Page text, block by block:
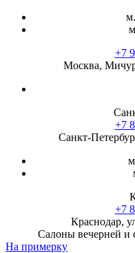
+7
Москва,
+7
Санкт-
+7
Краснодар,
Салоны вечерней и
На примерку